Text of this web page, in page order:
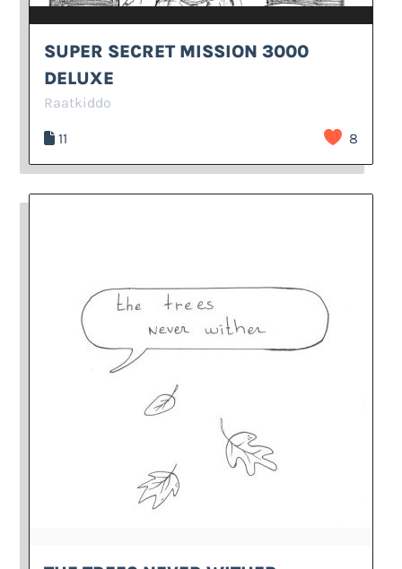
SUPER SECRET MISSION 3000
DELUXE
Raatkiddo
11 8